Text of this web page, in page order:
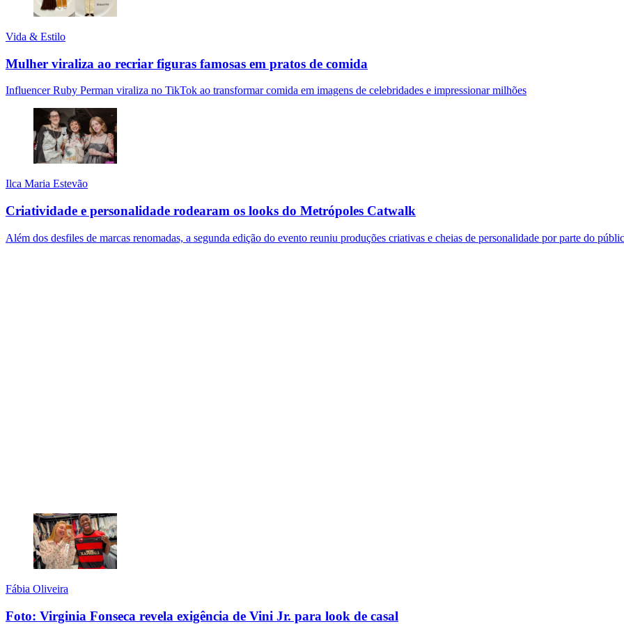
Vida & Estilo
Mulher viraliza ao recriar figuras famosas em pratos de comida
Influencer Ruby Perman viraliza no TikTok ao transformar comida em imagens de celebridades e impressionar milhões
Ilca Maria Estevão
Criatividade e personalidade rodearam os looks do Metrópoles Catwalk
Além dos desfiles de marcas renomadas, a segunda edição do evento reuniu produções criativas e cheias de personalidade por parte do
Fábia Oliveira
Foto: Virginia Fonseca revela exigência de Vini Jr. para look de casal